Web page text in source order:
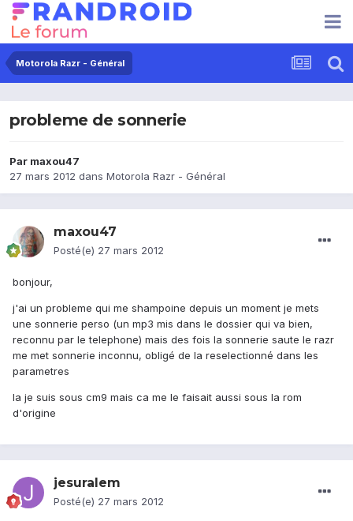
Motorola Razr - Général
probleme de sonnerie
Par maxou47
27 mars 2012 dans Motorola Razr - Général
maxou47
Posté(e) 27 mars 2012
bonjour,
j'ai un probleme qui me shampoine depuis un moment je mets
une sonnerie perso (un mp3 mis dans le dossier qui va bien,
reconnu par le telephone) mais des fois la sonnerie saute le razr
me met sonnerie inconnu, obligé de la reselectionné dans les
parametres
la je suis sous cm9 mais ca me le faisait aussi sous la rom
d'origine
jesuralem
Posté(e) 27 mars 2012